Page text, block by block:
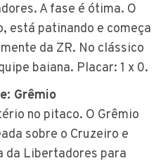
A fase é ótima. O
está patinando e começa
da ZR. No clássico
baiana. Placar: 1 x 0.
Grêmio
no pitaco. O Grêmio
sobre o Cruzeiro e
da Libertadores para